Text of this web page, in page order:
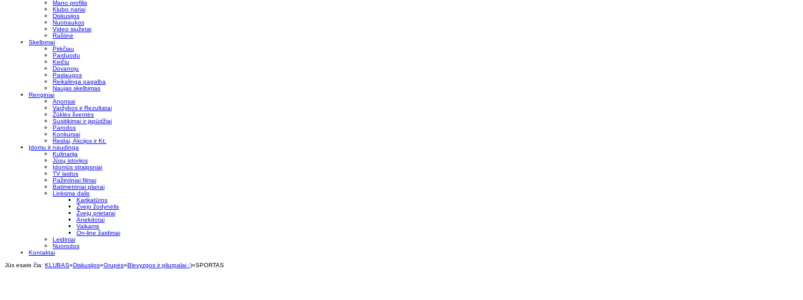
Mano profilis
Klubo nariai
Diskusijos
Nuotraukos
Video siužetai
Raštinė
Skelbimai
Pirkčiau
Parduodu
Keičiu
Dovanoju
Paslaugos
Reikalinga pagalba
Naujas skelbimas
Renginiai
Anonsai
Varžybos ir Rezultatai
Žūklės šventės
Susitikimai ir įspūdžiai
Parodos
Konkursai
Reidai, Akcijos ir Kt.
Įdomu ir naudinga
Kulinarija
Jūsų istorijos
Įdomūs straipsniai
TV laidos
Pažintiniai filmai
Batimetriniai planai
Linksma dalis
Karikatūros
Žvejo žodynėlis
Žvejų prietarai
Anekdotai
Vaikams
On-line žaidimai
Leidiniai
Nuorodos
Kontaktai
Jūs esate čia: KLUBAS»Diskusijos»Grupės»Blevyzgos ir pliurpalai :)»SPORTAS